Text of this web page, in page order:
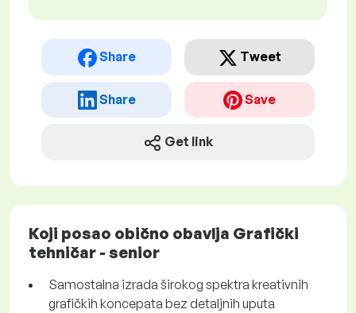
Share Tweet
Share Save
Get link
Koji posao obično obavlja Grafički
tehničar - senior
Samostalna izrada širokog spektra kreativnih
grafičkih koncepata bez detaljnih uputa